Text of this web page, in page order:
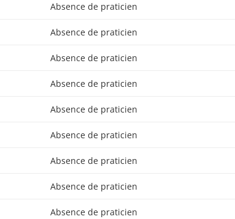
Absence de praticien
Absence de praticien
Absence de praticien
Absence de praticien
Absence de praticien
Absence de praticien
Absence de praticien
Absence de praticien
Absence de praticien